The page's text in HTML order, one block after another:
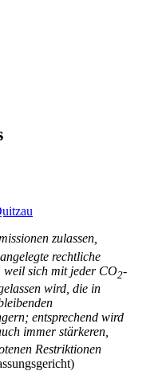
zulassen,
rechtliche
weil sich mit jeder CO2-
wird, die in
entsprechend wird
immer stärkeren,
Restriktionen